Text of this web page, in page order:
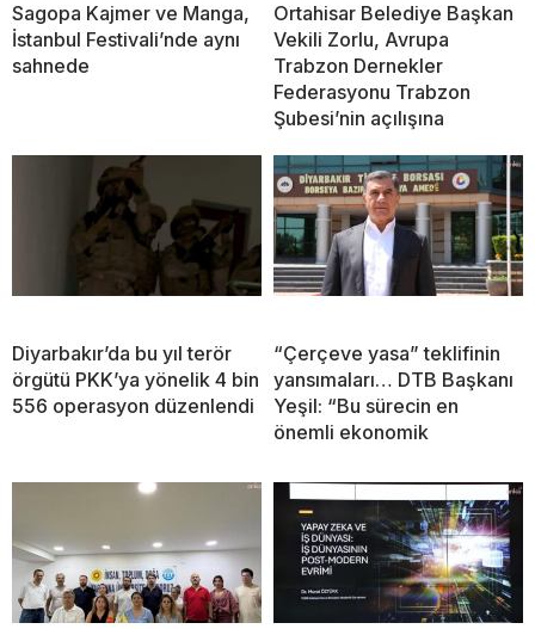
Sagopa Kajmer ve Manga,
İstanbul Festivali’nde aynı
sahnede
Ortahisar Belediye Başkan
Vekili Zorlu, Avrupa
Trabzon Dernekler
Federasyonu Trabzon
Şubesi’nin açılışına
Diyarbakır’da bu yıl terör
örgütü PKK’ya yönelik 4 bin
556 operasyon düzenlendi
“Çerçeve yasa” teklifinin
yansımaları… DTB Başkanı
Yeşil: “Bu sürecin en
önemli ekonomik